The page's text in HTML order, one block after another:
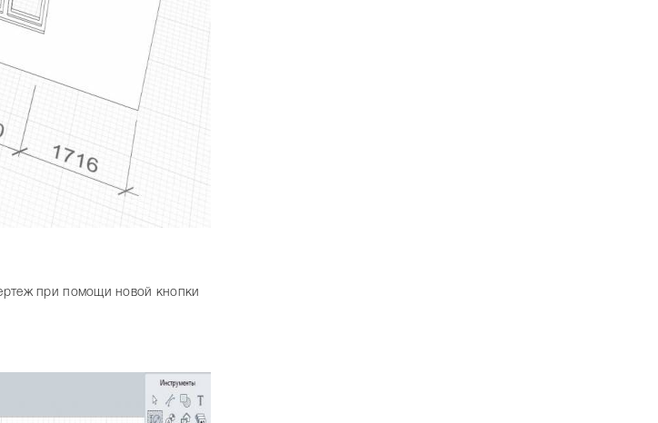
при помощи новой кнопки